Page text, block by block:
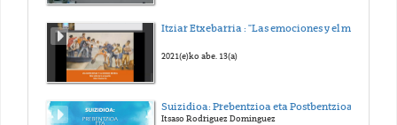
2021(e)ko abe. 13(a)
Suizidioa: Prebentzioa eta Postbentzioa
Itsaso Rodriguez Dominguez